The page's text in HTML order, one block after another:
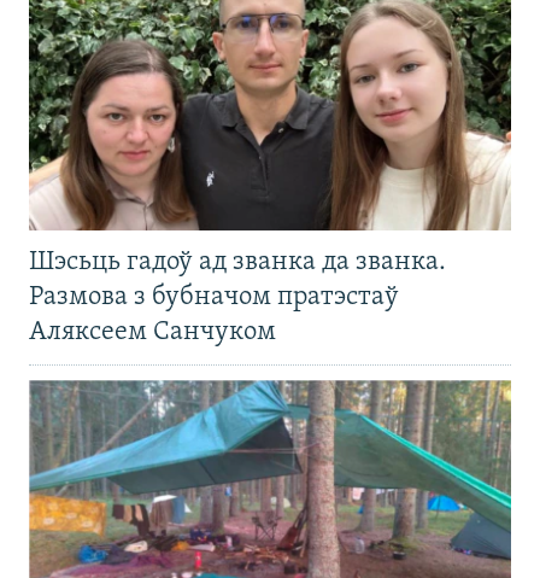
Шэсьць гадоў ад званка да званка.
Размова з бубначом пратэстаў
Аляксеем Санчуком